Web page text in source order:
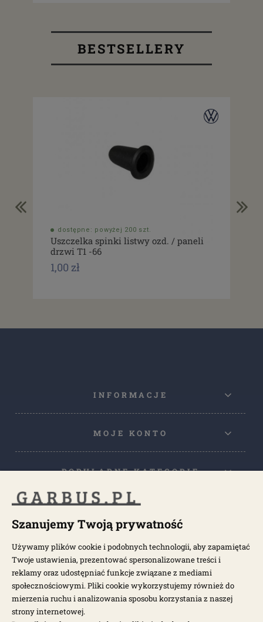
BESTSELLERY
dostępne: powyżej 200 szt.
Uszczelka spinki listwy ozd. / paneli
drzwi T1 -66
1,00 zł
INFORMACJE
MOJE KONTO
POPULARNE KATEGORIE
NEWSLETTER
Otrzymuj najnowsze wiadomości i oferty bezpośrednio na swoją
pocztę.
Szanujemy Twoją prywatność
Używamy plików cookie i podobnych technologii, aby zapamiętać
Twoje ustawienia, prezentować spersonalizowane treści i
reklamy oraz udostępniać funkcje związane z mediami
społecznościowymi. Pliki cookie wykorzystujemy również do
mierzenia ruchu i analizowania sposobu korzystania z naszej
strony internetowej.